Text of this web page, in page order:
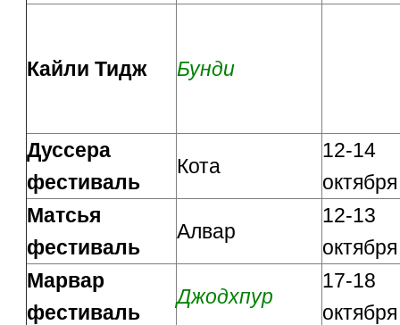
Кайли Тидж Бунди
Дуссера
фестиваль
Кота
12-14
октября
Матсья
фестиваль
Алвар
12-13
октября
Марвар
фестиваль
Джодхпур
17-18
октября